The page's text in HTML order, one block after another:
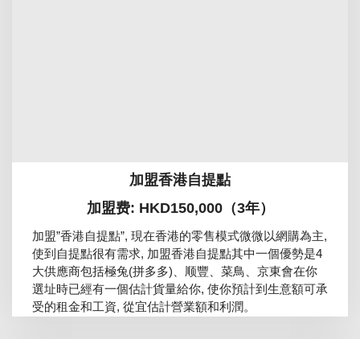
加盟香港自提點
加盟费: HKD150,000（3年）
加盟”香港自提點”, 現在香港的零售模式微微以網購為主,
使到自提點很有需求, 加盟香港自提點其中一個優勢是4
大供應商包括極兔(拼多多)、顺豐、菜鳥、京東會在你
選址時已經有一個估計貨量給你, 使你預計到生意額可承
受的租金和工資, 從宜估計營業額和利潤。